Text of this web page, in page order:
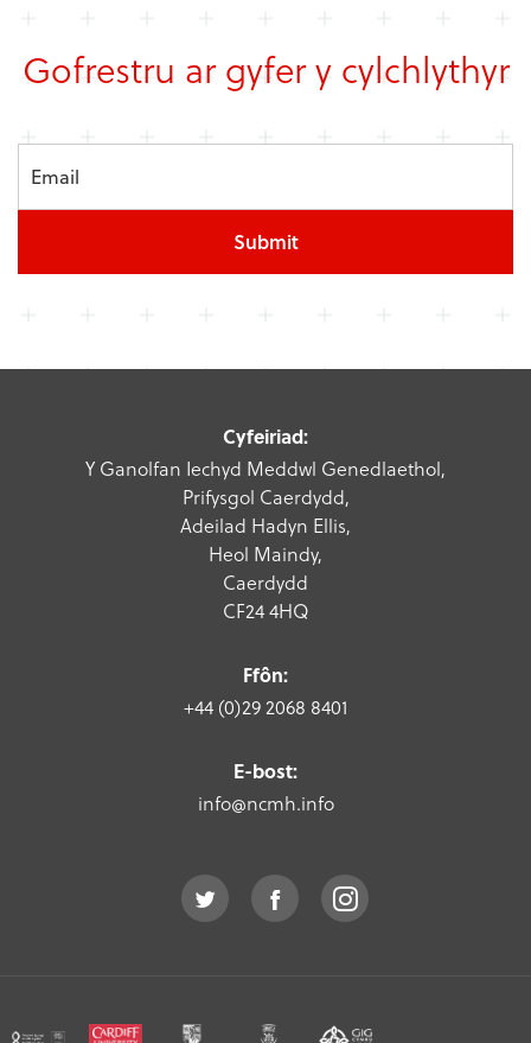
Gofrestru ar gyfer y cylchlythyr
Submit
Cyfeiriad:
Y Ganolfan Iechyd Meddwl Genedlaethol,
Prifysgol Caerdydd,
Adeilad Hadyn Ellis,
Heol Maindy,
Caerdydd
CF24 4HQ
Ffôn:
+44 (0)29 2068 8401
E-bost:
info@ncmh.info